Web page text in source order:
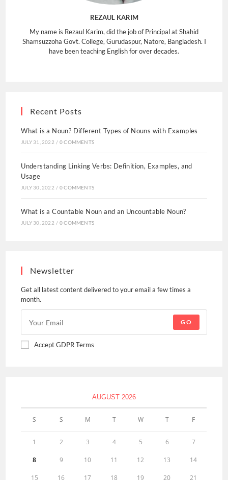
REZAUL KARIM
My name is Rezaul Karim, did the job of Principal at Shahid
Shamsuzzoha Govt. College, Gurudaspur, Natore, Bangladesh. I
have been teaching English for over decades.
Recent Posts
What is a Noun? Different Types of Nouns with Examples
JULY 31, 2022 / 0 COMMENTS
Understanding Linking Verbs: Definition, Examples, and
Usage
JULY 30, 2022 / 0 COMMENTS
What is a Countable Noun and an Uncountable Noun?
JULY 30, 2022 / 0 COMMENTS
Newsletter
Get all latest content delivered to your email a few times a
month.
GO
Accept GDPR Terms
AUGUST 2026
S S M T W T F
1 2 3 4 5 6 7
8 9 10 11 12 13 14
15 16 17 18 19 20 21